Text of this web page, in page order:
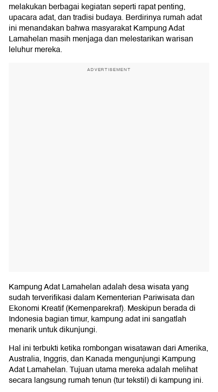
melakukan berbagai kegiatan seperti rapat penting,
upacara adat, dan tradisi budaya. Berdirinya rumah adat
ini menandakan bahwa masyarakat Kampung Adat
Lamahelan masih menjaga dan melestarikan warisan
leluhur mereka.
ADVERTISEMENT
Kampung Adat Lamahelan adalah desa wisata yang
sudah terverifikasi dalam Kementerian Pariwisata dan
Ekonomi Kreatif (Kemenparekraf). Meskipun berada di
Indonesia bagian timur, kampung adat ini sangatlah
menarik untuk dikunjungi.
Hal ini terbukti ketika rombongan wisatawan dari Amerika,
Australia, Inggris, dan Kanada mengunjungi Kampung
Adat Lamahelan. Tujuan utama mereka adalah melihat
secara langsung rumah tenun (tur tekstil) di kampung ini.